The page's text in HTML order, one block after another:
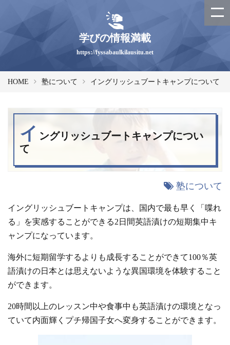
学びの情報満載
https://fyssabaulkilausitu.net
HOME 塾について イングリッシュブートキャンプについて
イ ングリッシュブートキャンプについ
て
塾について
イングリッシュブートキャンプは、国内で最も早く「喋れ
る」を実感することができる2日間英語漬けの短期集中キ
ャンプになっています。
海外に短期留学するよりも成長することができて100％英
語漬けの日本とは思えないような異国環境を体験すること
ができます。
20時間以上のレッスン中や食事中も英語漬けの環境となっ
ていて内面輝くプチ帰国子女へ変身することができます。